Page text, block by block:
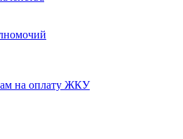
на оплату ЖКУ